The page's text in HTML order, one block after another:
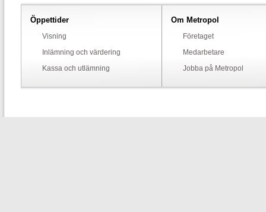
Öppettider
Visning
Inlämning och värdering
Kassa och utlämning
Om Metropol
Företaget
Medarbetare
Jobba på Metropol